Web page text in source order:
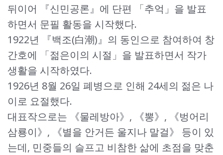
뒤이어 『신민공론』에 단편 「추억」을 발표
하면서 문필 활동을 시작했다.
1922년 『백조(白潮)』의 동인으로 참여하여 창
간호에 「젊은이의 시절」을 발표하면서 작가
생활을 시작하였다.
1926년 8월 26일 폐병으로 인해 24세의 젊은 나
이로 요절했다.
대표작으로는 《물레방아》, 《뽕》, 《벙어리
삼룡이》, 《별을 안거든 울지나 말걸》 등이 있
는데, 민중들의 슬프고 비참한 삶에 초점을 맞춘